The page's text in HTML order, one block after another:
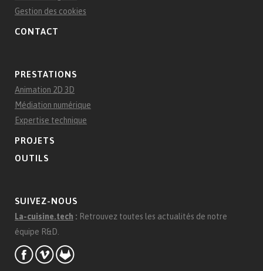
Gestion des cookies
CONTACT
PRESTATIONS
Animation 2D 3D
Médiation numérique
Expertise technique
PROJETS
OUTILS
SUIVEZ-NOUS
La-cuisine.tech : Retrouvez toutes les actualités de notre
équipe R&D.